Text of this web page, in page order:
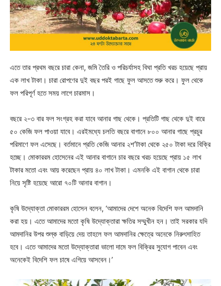
এতে তার প্রথম বছরে চারা কেনা, জমি তৈরি ও পরিচর্যাসহ বিঘা প্রতি খরচ হয়েছে প্রায়
এক লাখ টাকা। চারা রোপণের দুই বছর পরই গাছে ফুল আসতে শুরু করে। ফুল থেকে
ফল পরিপূর্ণ হতে সময় লাগে চারমাস।
বছরে ২-৩ বার ফল সংগ্রহ করা যাবে আনার গাছ থেকে। প্রতিটি গাছ থেকে দুই বারে
৫০ কেজি ফল পাওয়া যাবে। এরইমধ্যে চলতি বছরে বাগানে ৮০০ আনার গাছে প্রচুর
পরিমাণে ফল এসেছে। বর্তমানে প্রতি কেজি আনার ২শ’টাকা থেকে ২৫০ টাকা দরে বিক্রি
হচ্ছে। মোকাররম হোসেনের এই আনার বাগানে চার বছরে খরচ হয়েছে প্রায় ১৫ লাখ
টাকার মতো এবং আয় করেছেন প্রায় ৪০ লাখ টাকা। এমনকি এই বাগান থেকে চারা
নিয়ে সৃষ্টি হয়েছে আরো ৭০টি আনার বাগান।
কৃষি উদ্যোক্তা মোকাররম হোসেন বলেন, ‘আমাদের দেশে অনেক বিদেশি ফল আমদানি
করা হয়। এতে আমাদের মতো কৃষি উদ্যোক্তারা ক্ষতির সম্মুখীন হন। তাই সরকার যদি
আমদানির উপর শুল্ক বাড়িয়ে দেয় তাহলে ফল আমদানির ক্ষেত্রে অনেকে নিরুৎসাহিত
হবে। এতে আমাদের মতো উদ্যোক্তারা ভালো দামে ফল বিক্রির সুযোগ পাবেন এবং
অনেকেই বিদেশি ফল চাষে এগিয়ে আসবেন।’